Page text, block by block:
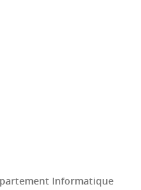
Informatique